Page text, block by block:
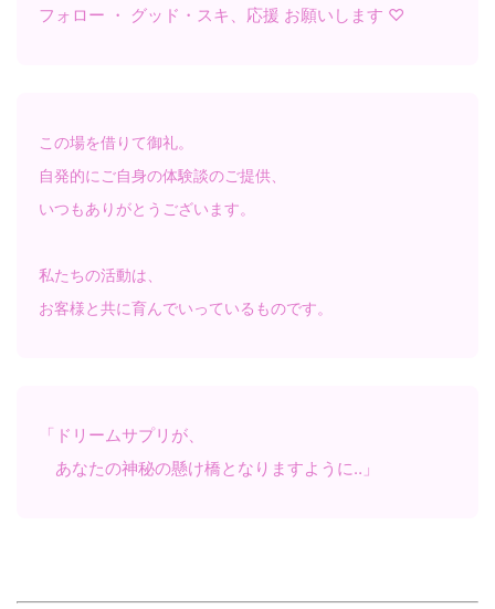
フォロー ・ グッド・スキ、応援 お願いします ♡
この場を借りて御礼。
自発的にご自身の体験談のご提供、
いつもありがとうございます。
私たちの活動は、
お客様と共に育んでいっているものです。
「ドリームサプリが、
あなたの神秘の懸け橋となりますように‥」